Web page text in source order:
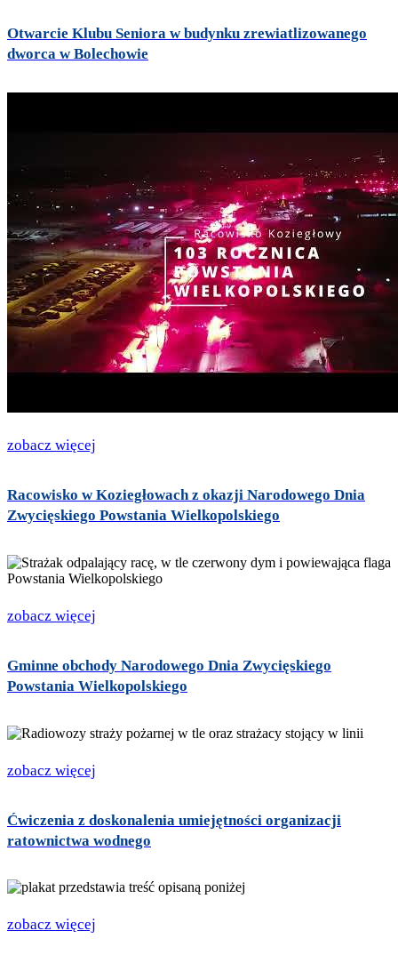
Otwarcie Klubu Seniora w budynku zrewiatlizowanego
dworca w Bolechowie
zobacz więcej
Racowisko w Koziegłowach z okazji Narodowego Dnia
Zwycięskiego Powstania Wielkopolskiego
zobacz więcej
Gminne obchody Narodowego Dnia Zwycięskiego
Powstania Wielkopolskiego
zobacz więcej
Ćwiczenia z doskonalenia umiejętności organizacji
ratownictwa wodnego
zobacz więcej